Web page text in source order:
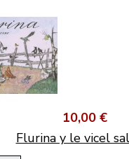
10,00 €
Flurina y le vicel